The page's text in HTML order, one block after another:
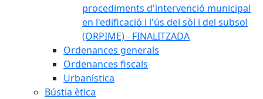
procediments d'intervenció municipal
en l'edificació i l'ús del sòl i del subsol
(ORPIME) - FINALITZADA
Ordenances generals
Ordenances fiscals
Urbanística
Bústia ètica